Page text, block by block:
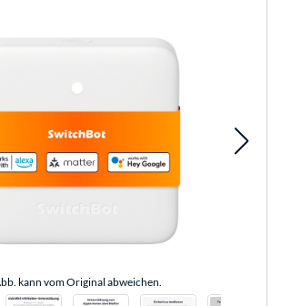
kann vom Original abweichen.